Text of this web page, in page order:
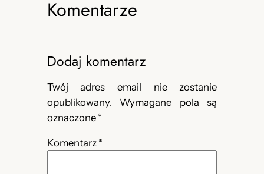
Komentarze
Dodaj komentarz
Twój adres email nie zostanie
opublikowany.
Wymagane pola są
oznaczone *
Komentarz *